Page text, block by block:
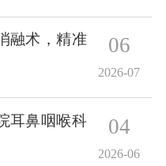
融术，精准
06
2026-07
耳鼻咽喉科
04
2026-06